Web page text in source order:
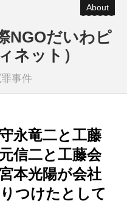
About
NGOだいわピ
ネット）
事件
永竜二と工藤
信二と工藤会
本光陽が会社
つけたとして